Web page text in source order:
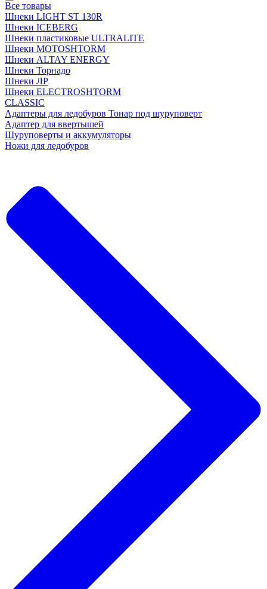
Все товары
Шнеки LIGHT ST 130R
Шнеки ICEBERG
Шнеки пластиковые ULTRALITE
Шнеки MOTOSHTORM
Шнеки ALTAY ENERGY
Шнеки Торнадо
Шнеки ЛР
Шнеки ELECTROSHTORM
CLASSIC
Адаптеры для ледобуров Тонар под шуруповерт
Адаптер для ввертышей
Шуруповерты и аккумуляторы
Ножи для ледобуров